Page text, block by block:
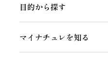
目的から探す
マイナチュレを知る